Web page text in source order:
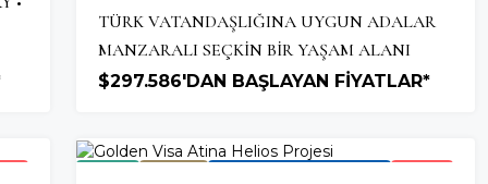
TÜRK VATANDAŞLIĞINA UYGUN ADALAR
MANZARALI SEÇKIN BIR YAŞAM ALANI
$297.586'DAN BAŞLAYAN FİYATLAR*